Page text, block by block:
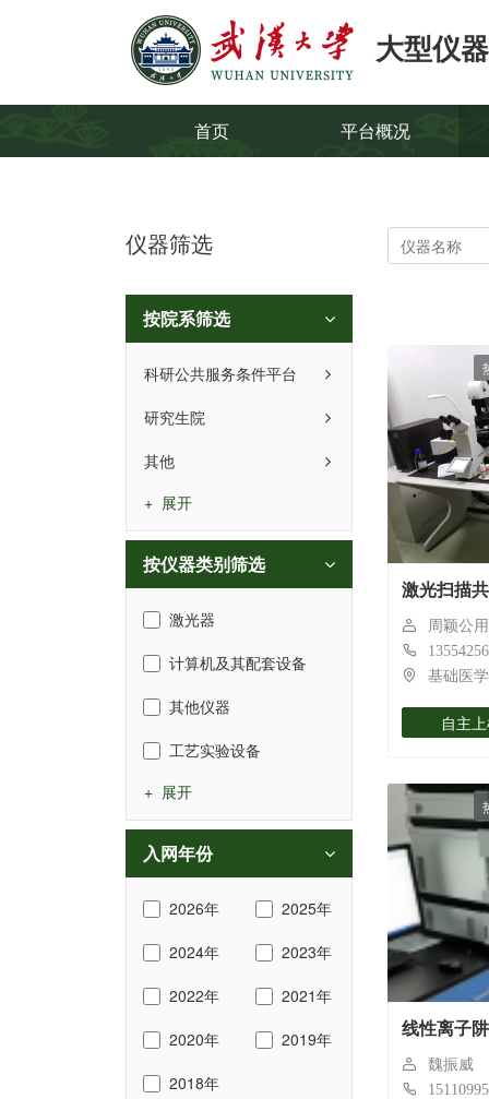
大型仪
首页 平台概况
仪器筛选
按院系筛选
科研公共服务条件平台
研究生院
其他
+ 展开
按仪器类别筛选
激光器
计算机及其配套设备
其他仪器
工艺实验设备
+ 展开
入网年份
2026年
2025年
2024年
2023年
2022年
2021年
2020年
2019年
2018年
激光扫描
周颖公
基础医
自主
线性离子
魏振威